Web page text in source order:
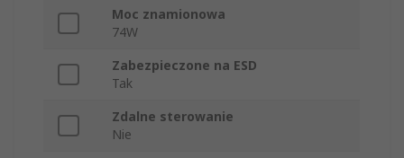
Moc znamionowa
74W
Zabezpieczone na ESD
Tak
Zdalne sterowanie
Nie